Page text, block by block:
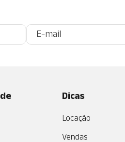
Dicas
Locação
Vendas